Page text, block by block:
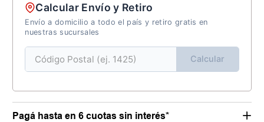
Calcular Envío y Retiro
Envío a domicilio a todo el país y retiro gratis en
nuestras sucursales
Calcular
Pagá hasta en 6 cuotas sin interés*